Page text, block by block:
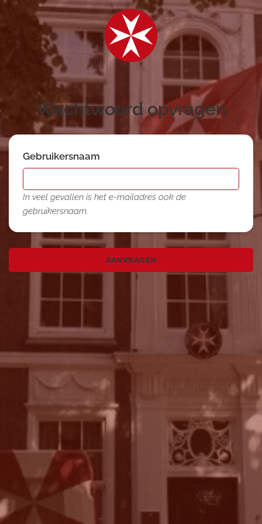
Wachtwoord opvragen
Gebruikersnaam
In veel gevallen is het e-mailadres ook de
gebruikersnaam.